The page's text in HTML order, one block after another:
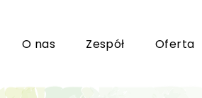
O nas Zespół Oferta